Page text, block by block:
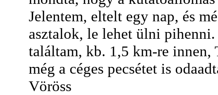
Jelentem, eltelt egy nap, és
asztalok, le lehet ülni
találtam, kb. 1,5 km-re innen,
még a céges pecsétet is
Vöröss